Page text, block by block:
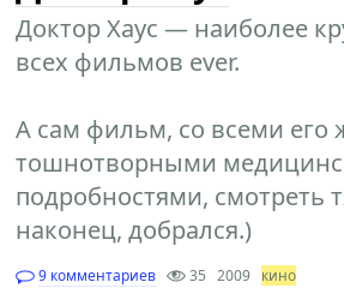
Доктор Хаус — наиболее
всех фильмов ever.
А сам фильм, со всеми его
тошнотворными
подробностями, смотреть
наконец, добрался.)
9 комментариев 35 2009 кино